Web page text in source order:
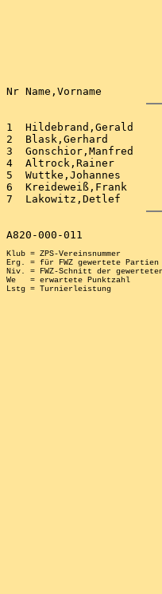
1  Hildebrand,Gerald
2  Blask,Gerhard
3  Gonschior,Manfred
4  Altrock,Rainer
5  Wuttke,Johannes
6  Kreideweiß,Frank
Klub = ZPS-Vereinsnummer
Erg. = für FWZ gewertete Partien
Niv. = FWZ-Schnitt der
We   = erwartete Punktzahl